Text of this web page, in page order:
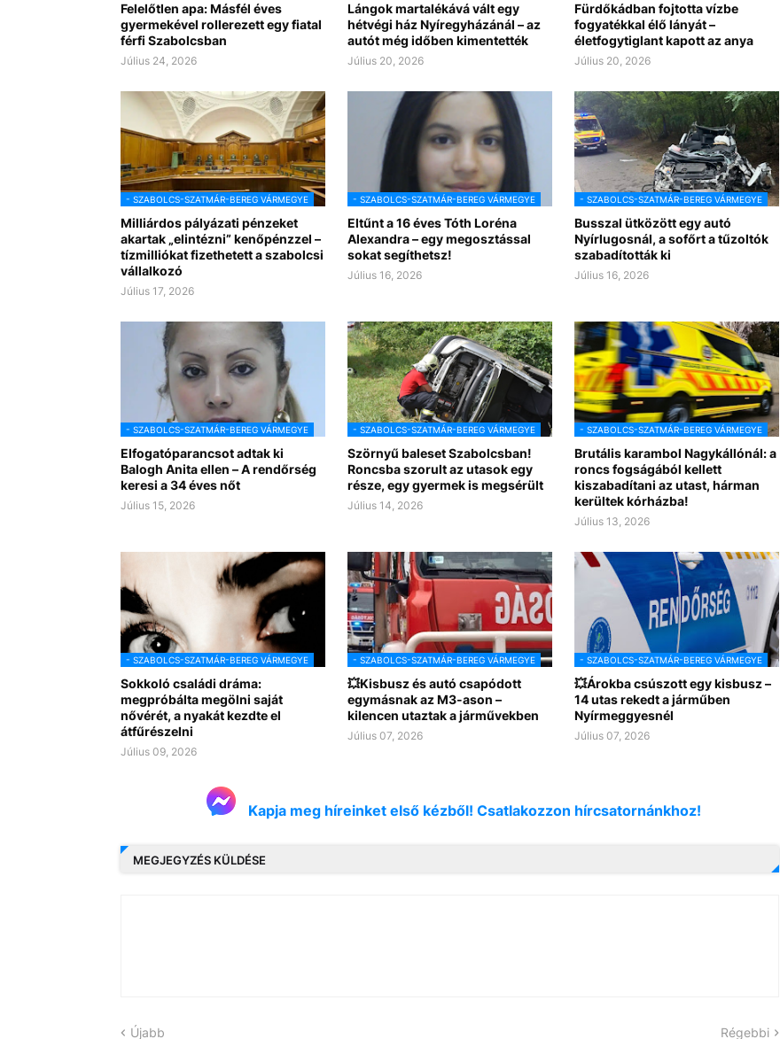
Felelőtlen apa: Másfél éves
gyermekével rollerezett egy fiatal
férfi Szabolcsban
Július 24, 2026
Lángok martalékává vált egy
hétvégi ház Nyíregyházánál – az
autót még időben kimentették
Július 20, 2026
Fürdőkádban fojtotta vízbe
fogyatékkal élő lányát –
életfogytiglant kapott az anya
Július 20, 2026
- SZABOLCS-SZATMÁR-BEREG VÁRMEGYE
Milliárdos pályázati pénzeket
akartak „elintézni” kenőpénzzel –
tízmilliókat fizethetett a szabolcsi
vállalkozó
Július 17, 2026
- SZABOLCS-SZATMÁR-BEREG VÁRMEGYE
Eltűnt a 16 éves Tóth Loréna
Alexandra – egy megosztással
sokat segíthetsz!
Július 16, 2026
- SZABOLCS-SZATMÁR-BEREG VÁRMEGYE
Busszal ütközött egy autó
Nyírlugosnál, a sofőrt a tűzoltók
szabadították ki
Július 16, 2026
- SZABOLCS-SZATMÁR-BEREG VÁRMEGYE
Elfogatóparancsot adtak ki
Balogh Anita ellen – A rendőrség
keresi a 34 éves nőt
Július 15, 2026
- SZABOLCS-SZATMÁR-BEREG VÁRMEGYE
Szörnyű baleset Szabolcsban!
Roncsba szorult az utasok egy
része, egy gyermek is megsérült
Július 14, 2026
- SZABOLCS-SZATMÁR-BEREG VÁRMEGYE
Brutális karambol Nagykállónál: a
roncs fogságából kellett
kiszabadítani az utast, hárman
kerültek kórházba!
Július 13, 2026
- SZABOLCS-SZATMÁR-BEREG VÁRMEGYE
Sokkoló családi dráma:
megpróbálta megölni saját
nővérét, a nyakát kezdte el
átfűrészelni
Július 09, 2026
- SZABOLCS-SZATMÁR-BEREG VÁRMEGYE
💥Kisbusz és autó csapódott
egymásnak az M3-ason –
kilencen utaztak a járművekben
Július 07, 2026
- SZABOLCS-SZATMÁR-BEREG VÁRMEGYE
💥Árokba csúszott egy kisbusz –
14 utas rekedt a járműben
Nyírmeggyesnél
Július 07, 2026
Kapja meg híreinket első kézből! Csatlakozzon hírcsatornánkhoz!
MEGJEGYZÉS KÜLDÉSE
Újabb Régebbi